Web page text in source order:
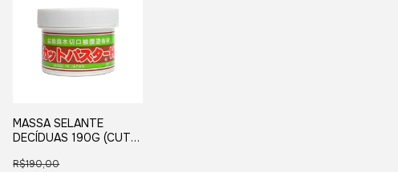
MASSA SELANTE
DECÍDUAS 190G (CUT
R$190,00